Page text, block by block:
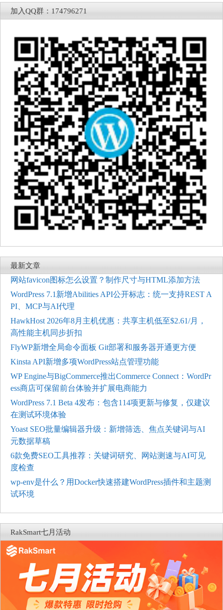
加入QQ群：174796271
最新文章
网站favicon图标怎么设置？制作尺寸与HTML添加方法
WordPress 7.1新增Abilities API公开标志：统一支持REST A
PI、MCP与AI代理
HawkHost 2026年8月主机优惠：共享主机低至$2.61/月，
高性能主机同步折扣
FlyWP新增全局命令面板 Git部署和服务器开通更方便
Kinsta API新增多项WordPress站点管理功能
WP Engine与BigCommerce推出Commerce Connect：WordPr
ess商店可保留前台体验并扩展电商能力
WordPress 7.1 Beta 4发布：包含114项更新与修复，仅建议
在测试环境体验
Yoast SEO批量编辑器升级：新增筛选、焦点关键词与AI
元数据草稿
6款免费SEO工具推荐：关键词研究、网站测速与AI可见
度检查
wp-env是什么？用Docker快速搭建WordPress插件和主题测
试环境
RakSmart七月活动